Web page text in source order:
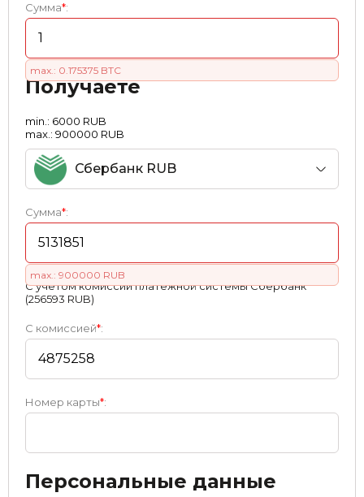
Сумма*:
max.: 0.175375 BTC
Получаете
min.: 6000 RUB
max.: 900000 RUB
Сбербанк RUB
Сумма*:
max.: 900000 RUB
С учетом комиссии платежной системы Сбербанк
(256593 RUB)
С комиссией*:
Номер карты*:
Персональные данные